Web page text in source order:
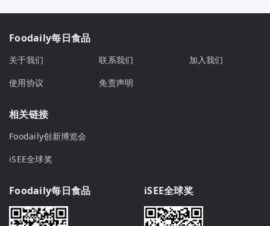
Foodaily每日食品
关于我们 联系我们
加入我们
使用协议
免责声明
相关链接
Foodaily创新博览会
iSEE全球奖
Foodaily每日食品 iSEE全球奖